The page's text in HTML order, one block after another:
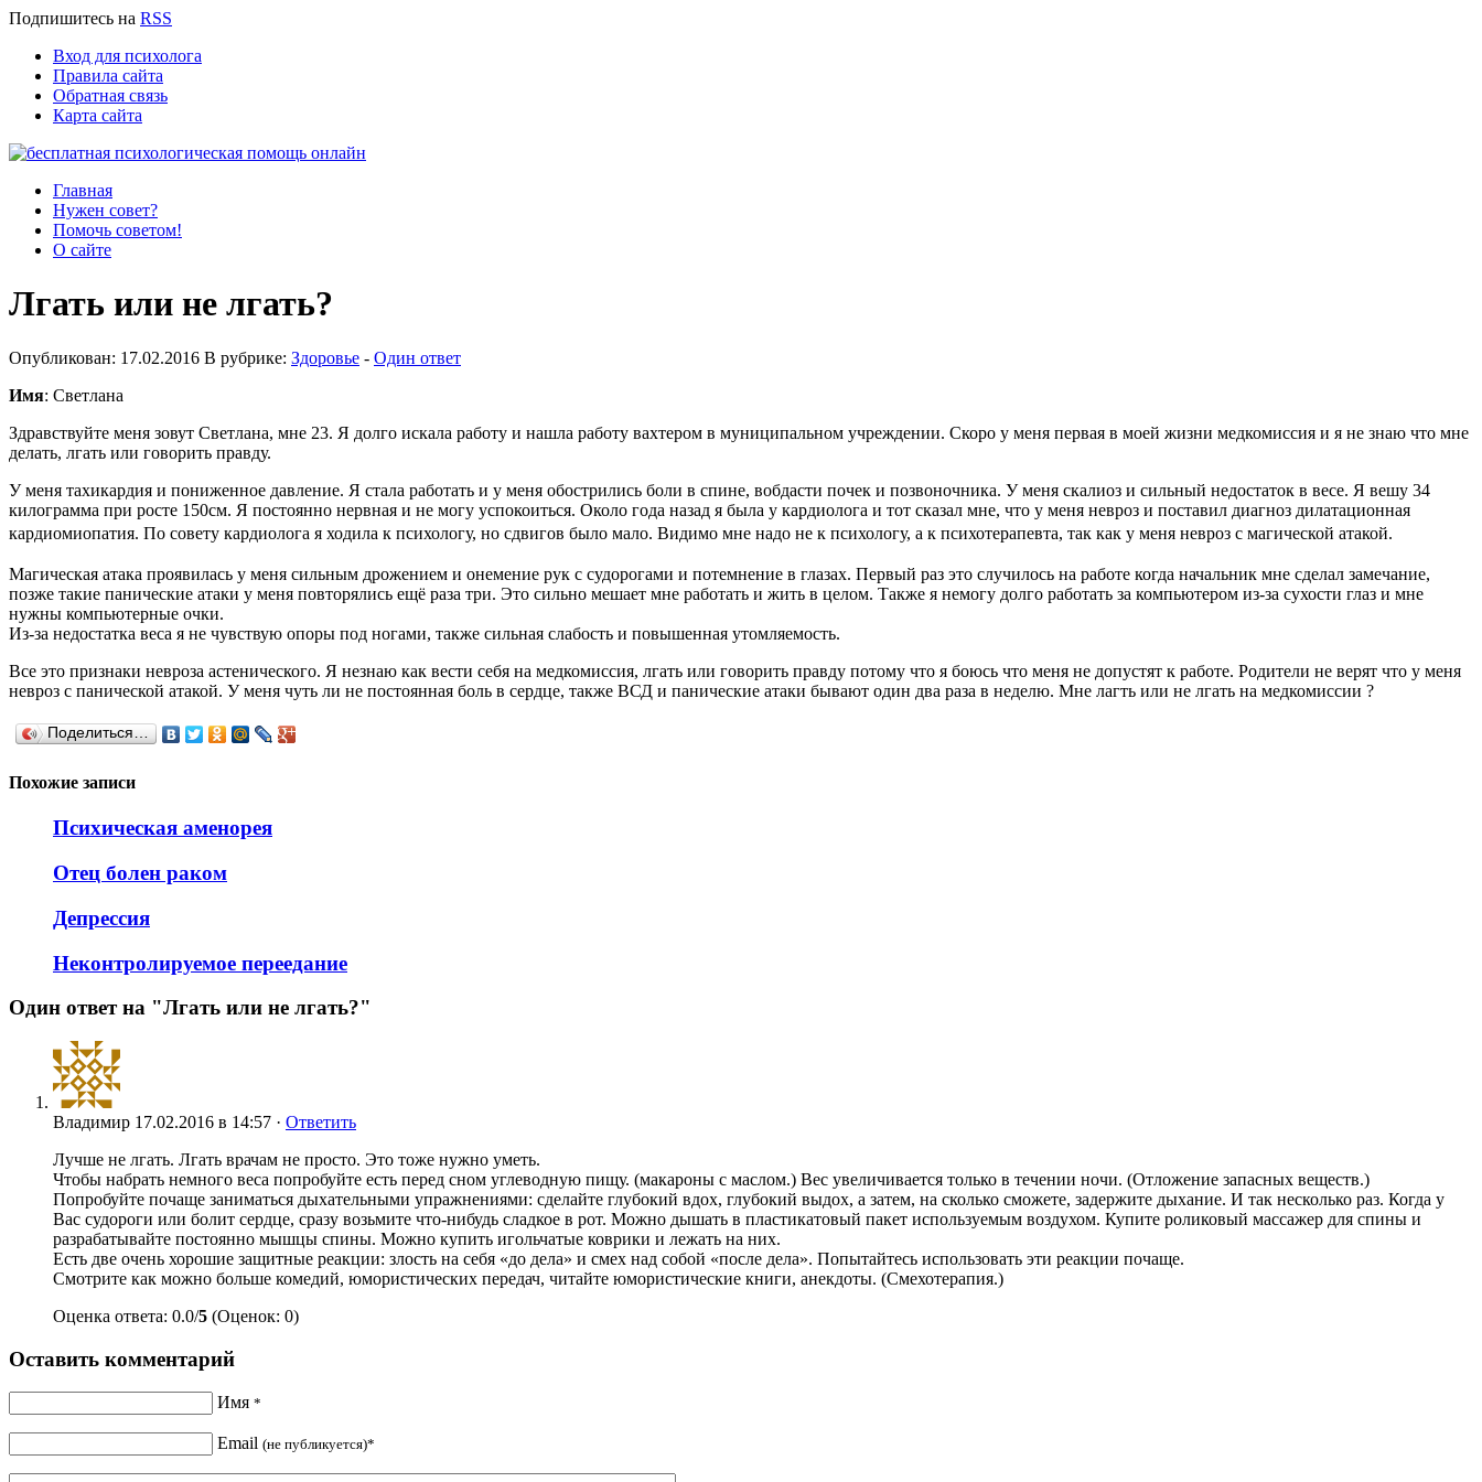
Подпишитесь на RSS
Вход для психолога
Правила сайта
Обратная связь
Карта сайта
Главная
Нужен совет?
Помочь советом!
О сайте
Лгать или не лгать?
Опубликован: 17.02.2016 В рубрике: Здоровье - Один ответ
Имя: Светлана
Здравствуйте меня зовут Светлана, мне 23. Я долго искала работу и нашла работу вахтером в муниципальном учреждении. Скоро у меня первая в моей жизни медкомиссия и я не знаю что мне
делать, лгать или говорить правду.
У меня тахикардия и пониженное давление. Я стала работать и у меня обострились боли в спине, вобдасти почек и позвоночника. У меня скалиоз и сильный недостаток в весе. Я вешу 34
килограмма при росте 150см. Я постоянно нервная и не могу успокоиться. Около года назад я была у кардиолога и тот сказал мне, что у меня невроз и поставил диагноз дилатационная
кардиомиопатия. По совету кардиолога я ходила к психологу, но сдвигов было мало. Видимо мне надо не к психологу, а к психотерапевта, так как у меня невроз с магической атакой.
Магическая атака проявилась у меня сильным дрожением и онемение рук с судорогами и потемнение в глазах. Первый раз это случилось на работе когда начальник мне сделал замечание,
позже такие панические атаки у меня повторялись ещё раза три. Это сильно мешает мне работать и жить в целом. Также я немогу долго работать за компьютером из-за сухости глаз и мне
нужны компьютерные очки.
Из-за недостатка веса я не чувствую опоры под ногами, также сильная слабость и повышенная утомляемость.
Все это признаки невроза астенического. Я незнаю как вести себя на медкомиссия, лгать или говорить правду потому что я боюсь что меня не допустят к работе. Родители не верят что у меня
невроз с панической атакой. У меня чуть ли не постоянная боль в сердце, также ВСД и панические атаки бывают один два раза в неделю. Мне лагть или не лгать на медкомиссии ?
Поделиться…
Похожие записи
Психическая аменорея
Отец болен раком
Депрессия
Неконтролируемое переедание
Один ответ на "Лгать или не лгать?"
Владимир 17.02.2016 в 14:57 · Ответить
Лучше не лгать. Лгать врачам не просто. Это тоже нужно уметь.
Чтобы набрать немного веса попробуйте есть перед сном углеводную пищу. (макароны с маслом.) Вес увеличивается только в течении ночи. (Отложение запасных веществ.)
Попробуйте почаще заниматься дыхательными упражнениями: сделайте глубокий вдох, глубокий выдох, а затем, на сколько сможете, задержите дыхание. И так несколько раз. Когда у
Вас судороги или болит сердце, сразу возьмите что-нибудь сладкое в рот. Можно дышать в пластикатовый пакет используемым воздухом. Купите роликовый массажер для спины и
разрабатывайте постоянно мышцы спины. Можно купить игольчатые коврики и лежать на них.
Есть две очень хорошие защитные реакции: злость на себя «до дела» и смех над собой «после дела». Попытайтесь использовать эти реакции почаще.
Смотрите как можно больше комедий, юмористических передач, читайте юмористические книги, анекдоты. (Смехотерапия.)
Оценка ответа: 0.0/5 (Оценок: 0)
Оставить комментарий
Имя *
Email (не публикуется)*